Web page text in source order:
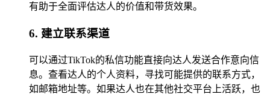
有助于全面评估达人的价值和带货效果。
6. 建立联系渠道
可以通过TikTok的私信功能直接向达人发送合作意向信
息。查看达人的个人资料，寻找可能提供的联系方式，
如邮箱地址等。如果达人也在其他社交平台上活跃，也